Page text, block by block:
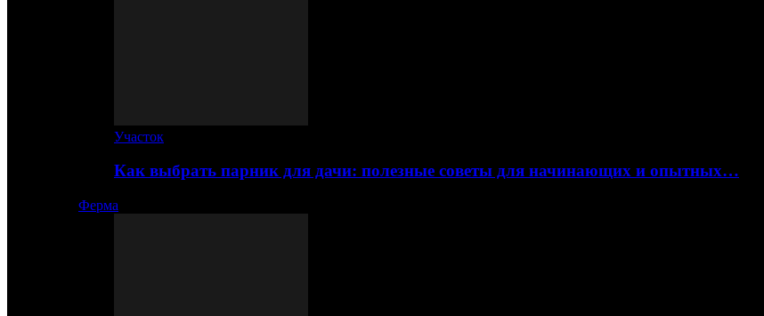
Участок
Как выбрать парник для дачи: полезные советы для начинающих и опытных…
Ферма